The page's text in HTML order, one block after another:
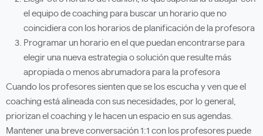
el equipo de coaching para buscar un horario que no
coincidiera con los horarios de planificación de la profesora
Programar un horario en el que puedan encontrarse para
elegir una nueva estrategia o solución que resulte más
apropiada o menos abrumadora para la profesora
Cuando los profesores sienten que se los escucha y ven que el
coaching está alineada con sus necesidades, por lo general,
priorizan el coaching y le hacen un espacio en sus agendas.
Mantener una breve conversación 1:1 con los profesores puede